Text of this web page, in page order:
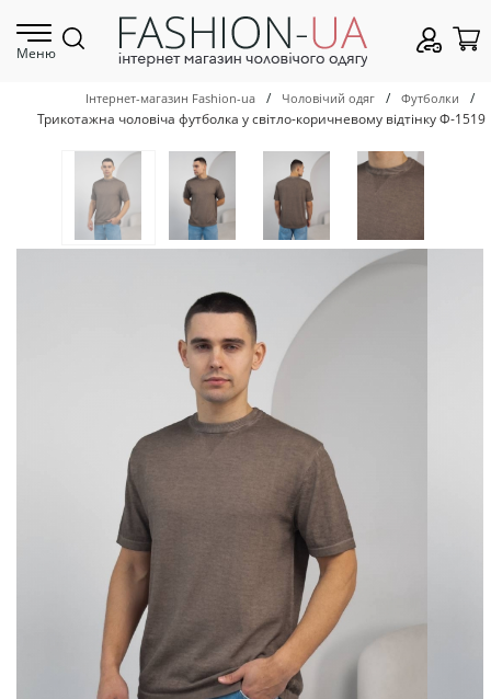
Меню
Інтернет-магазин Fashion-ua / Чоловічий одяг / Футболки
/
Трикотажна чоловіча футболка у світло-коричневому відтінку Ф-1519